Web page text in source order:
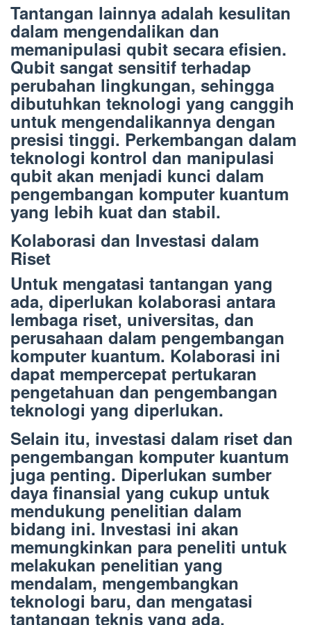
Tantangan lainnya adalah kesulitan
dalam mengendalikan dan
memanipulasi qubit secara efisien.
Qubit sangat sensitif terhadap
perubahan lingkungan, sehingga
dibutuhkan teknologi yang canggih
untuk mengendalikannya dengan
presisi tinggi. Perkembangan dalam
teknologi kontrol dan manipulasi
qubit akan menjadi kunci dalam
pengembangan komputer kuantum
yang lebih kuat dan stabil.
Kolaborasi dan Investasi dalam
Riset
Untuk mengatasi tantangan yang
ada, diperlukan kolaborasi antara
lembaga riset, universitas, dan
perusahaan dalam pengembangan
komputer kuantum. Kolaborasi ini
dapat mempercepat pertukaran
pengetahuan dan pengembangan
teknologi yang diperlukan.
Selain itu, investasi dalam riset dan
pengembangan komputer kuantum
juga penting. Diperlukan sumber
daya finansial yang cukup untuk
mendukung penelitian dalam
bidang ini. Investasi ini akan
memungkinkan para peneliti untuk
melakukan penelitian yang
mendalam, mengembangkan
teknologi baru, dan mengatasi
tantangan teknis yang ada.